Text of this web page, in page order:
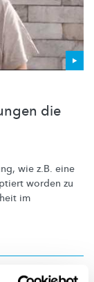
die
wie z.B. eine
worden zu
im